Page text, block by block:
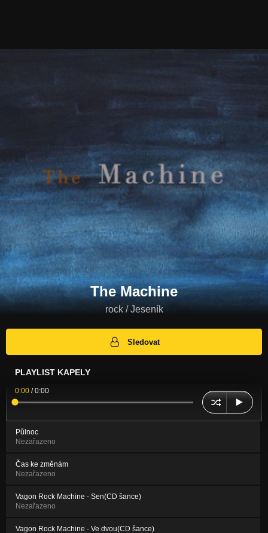
The Machine
rock / Jeseník
Sledovat
PLAYLIST KAPELY
0:00 /0:00
Půlnoc
Nezařazeno
Čas ke změnám
Nezařazeno
Vagon Rock Machine - Sen(CD šance)
Nezařazeno
Vagon Rock Machine - Ve dvou(CD šance)